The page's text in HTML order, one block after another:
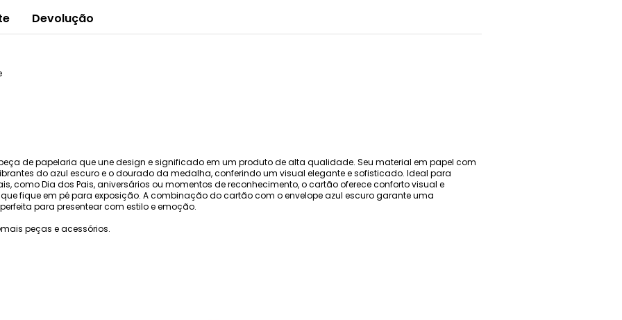
Devolução
de papelaria que une design e significado em um produto de alta qualidade. Seu material em papel com
do azul escuro e o dourado da medalha, conferindo um visual elegante e sofisticado. Ideal para
como Dia dos Pais, aniversários ou momentos de reconhecimento, o cartão oferece conforto visual e
fique em pé para exposição. A combinação do cartão com o envelope azul escuro garante uma
para presentear com estilo e emoção.
peças e acessórios.